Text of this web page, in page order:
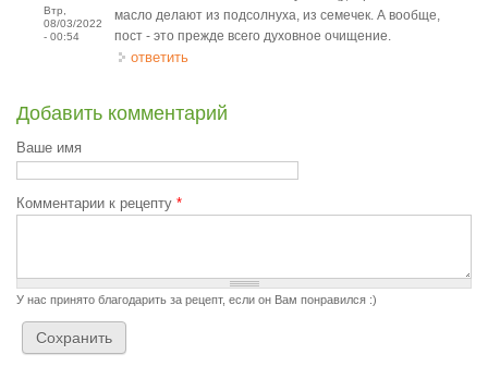
Втр,
08/03/2022
- 00:54
масло делают из подсолнуха, из семечек. А вообще,
пост - это прежде всего духовное очищение.
ответить
Добавить комментарий
Ваше имя
Комментарии к рецепту *
У нас принято благодарить за рецепт, если он Вам понравился :)